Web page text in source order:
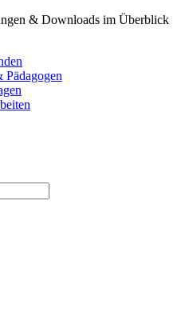
& Downloads im Überblick
Pädagogen